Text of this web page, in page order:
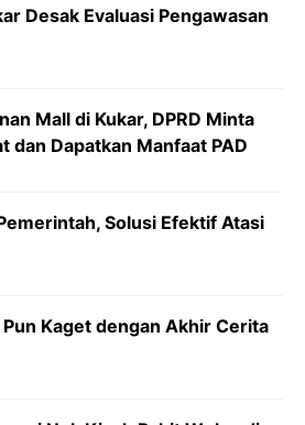
Desak Evaluasi Pengawasan
Mall di Kukar, DPRD Minta
dan Dapatkan Manfaat PAD
Solusi Efektif Atasi
Kaget dengan Akhir Cerita